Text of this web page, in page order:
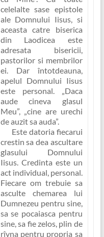
celelalte sase epistole
ale Domnului Iisus, si
aceasta catre biserica
din Laodicea este
adresata bisericii,
pastorilor si membrilor
ei. Dar întotdeauna,
apelul Domnului Iisus
este personal.
„Daca
aude cineva glasul
Meu”, „cine are urechi
de auzit sa auda”.
Este datoria fiecarui
crestin sa dea ascultare
glasului Domnului
Iisus. Credinta este un
act individual, personal.
Fiecare om trebuie sa
asculte chemarea lui
Dumnezeu pentru sine,
sa se pocaiasca pentru
sine, sa fie zelos, plin de
rîvna pentru propria sa